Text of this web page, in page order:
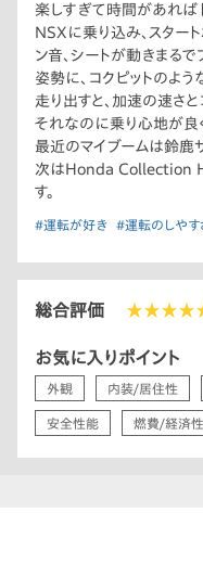
楽しすぎて時間があれば
NSXに乗り込み、スター
ン音、シートが動きまる
姿勢に、コクピットのよ
走り出すと、加速の速さ
それなのに乗り心地が良
最近のマイブームは鈴鹿
次はHonda Collection
す。
#運転が好き #運転のしやす
総合評価
お気に入りポイント
外観 内装/居住性
安全性能 燃費/経済性